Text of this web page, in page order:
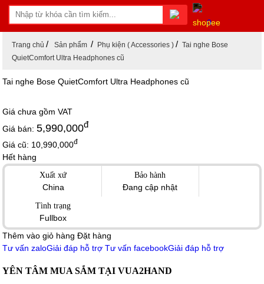
0
Trang chủ Sản phẩm Phụ kiện ( Accessories )
Tai nghe Bose
QuietComfort Ultra Headphones cũ
Tai nghe Bose QuietComfort Ultra Headphones cũ
Giá chưa gồmVAT
Giá bán:5,990,000đ
Giá cũ: 10,990,000đ
Hết hàng
Xuất xứ
China
Bảo hành
Đang cập nhật
Tình trạng
Fullbox
Thêm vào giỏ hàng Đặt hàng
Tư vấn zaloGiải đáp hỗ trợ Tư vấn facebookGiải đáp hỗ trợ
YÊN TÂM MUA SẮM TẠI VUA2HAND